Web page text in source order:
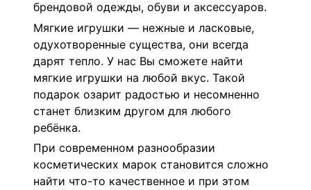
брендовой одежды, обуви и аксессуаров.
Мягкие игрушки — нежные и ласковые,
одухотворенные существа, они всегда
дарят тепло. У нас Вы сможете найти
мягкие игрушки на любой вкус. Такой
подарок озарит радостью и несомненно
станет близким другом для любого
ребёнка.
При современном разнообразии
косметических марок становится сложно
найти что-то качественное и при этом